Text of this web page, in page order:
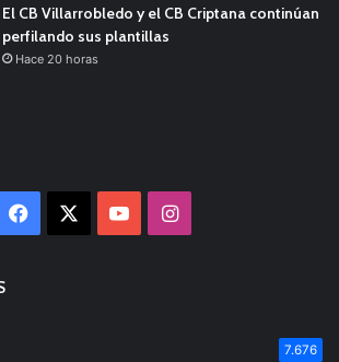
El CB Villarrobledo y el CB Criptana continúan
perfilando sus plantillas
Hace 20 horas
Facebook YouTubeInstagram
7.676